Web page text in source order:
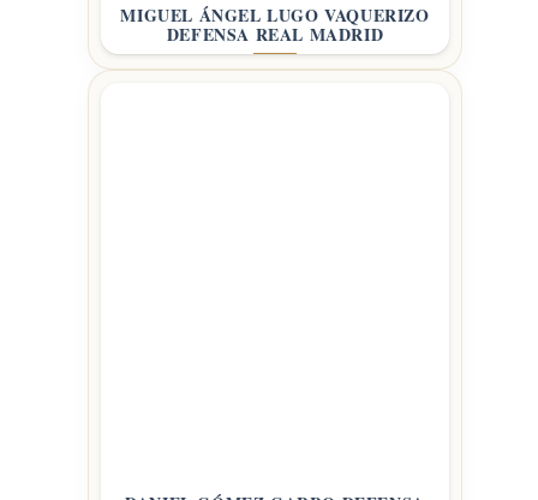
MIGUEL ÁNGEL LUGO VAQUERIZO
DEFENSA REAL MADRID